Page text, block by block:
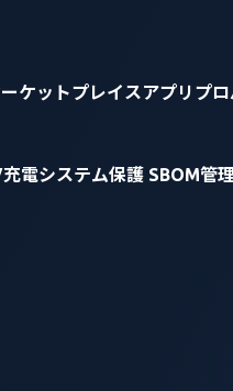
ケットプレイスアプリプロ
充電システム保護 SBOM管